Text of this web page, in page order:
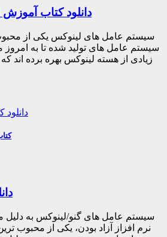
دانلود کتاب آموزش
سیستم عامل های لینوکس یکی از
سیستم عامل های تولید شده تا به
زیادی از هسته لینوکس بهره برده اند
سیستم عامل های گنو/لینوکس به دلیل
نرم افزاز آزاد بودن، یکی از محبوب